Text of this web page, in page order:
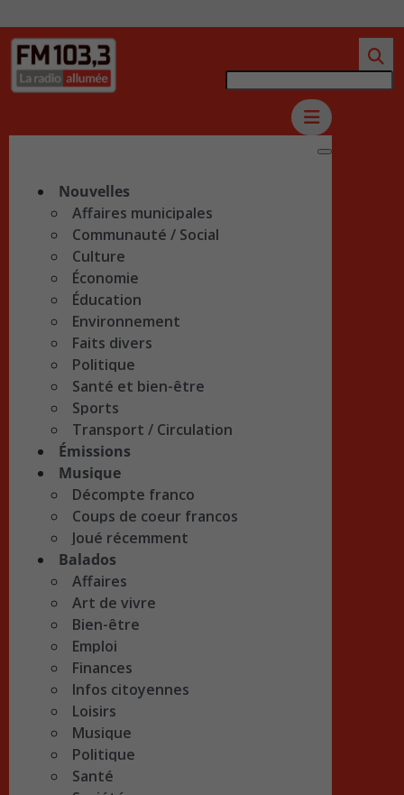
Nouvelles
Affaires municipales
Communauté / Social
Culture
Économie
Éducation
Environnement
Faits divers
Politique
Santé et bien-être
Sports
Transport / Circulation
Émissions
Musique
Décompte franco
Coups de coeur francos
Joué récemment
Balados
Affaires
Art de vivre
Bien-être
Emploi
Finances
Infos citoyennes
Loisirs
Musique
Politique
Santé